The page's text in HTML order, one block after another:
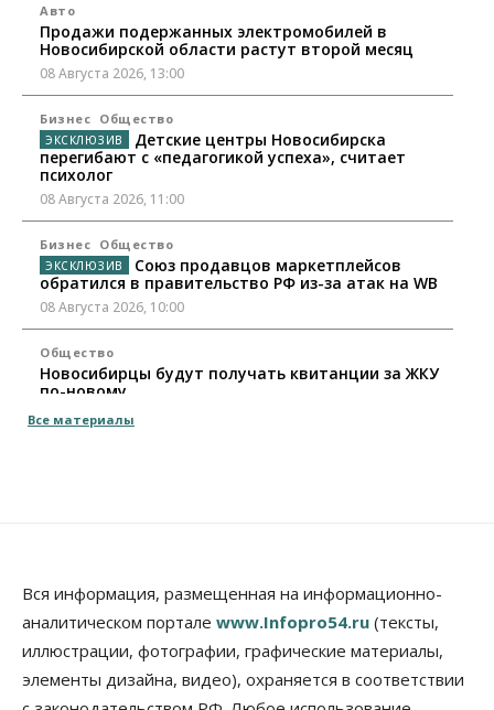
Авто
Продажи подержанных электромобилей в
Новосибирской области растут второй месяц
08 Августа 2026, 13:00
Бизнес Общество
Детские центры Новосибирска
перегибают с «педагогикой успеха», считает
психолог
08 Августа 2026, 11:00
Бизнес Общество
Союз продавцов маркетплейсов
обратился в правительство РФ из-за атак на WB
08 Августа 2026, 10:00
Общество
Новосибирцы будут получать квитанции за ЖКУ
по-новому
08 Августа 2026, 09:00
В Новосибирске прошёл митинг
против нового закона о памятниках
07 Августа 2026, 18:00
Бизнес
В аэропорту Толмачёво завершены работы по
Все материалы
Вся информация, размещенная на информационно-
аналитическом портале www.Infopro54.ru (тексты,
иллюстрации, фотографии, графические материалы,
элементы дизайна, видео), охраняется в соответствии